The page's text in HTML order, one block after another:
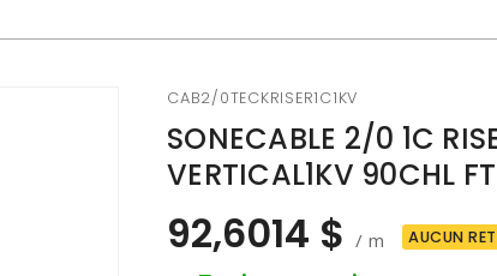
CAB2/0TECKRISER1C1KV
SONECABLE 2/0 1C
VERTICAL1KV 90CHL
92,6014 $ / m AUCUN